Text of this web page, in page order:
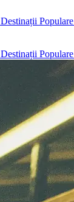
Destinații Populare
Destinații Populare